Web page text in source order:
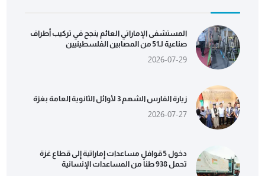
المستشفى الإماراتي العائم ينجح في تركيب أطراف
صناعية لـ51 من المصابين الفلسطينيين
2026-07-29
زيارة الفارس الشهم 3 لأوائل الثانوية العامة بغزة
2026-07-27
دخول 5 قوافل مساعدات إماراتية إلى قطاع غزة
تحمل 938 طناً من المساعدات الإنسانية